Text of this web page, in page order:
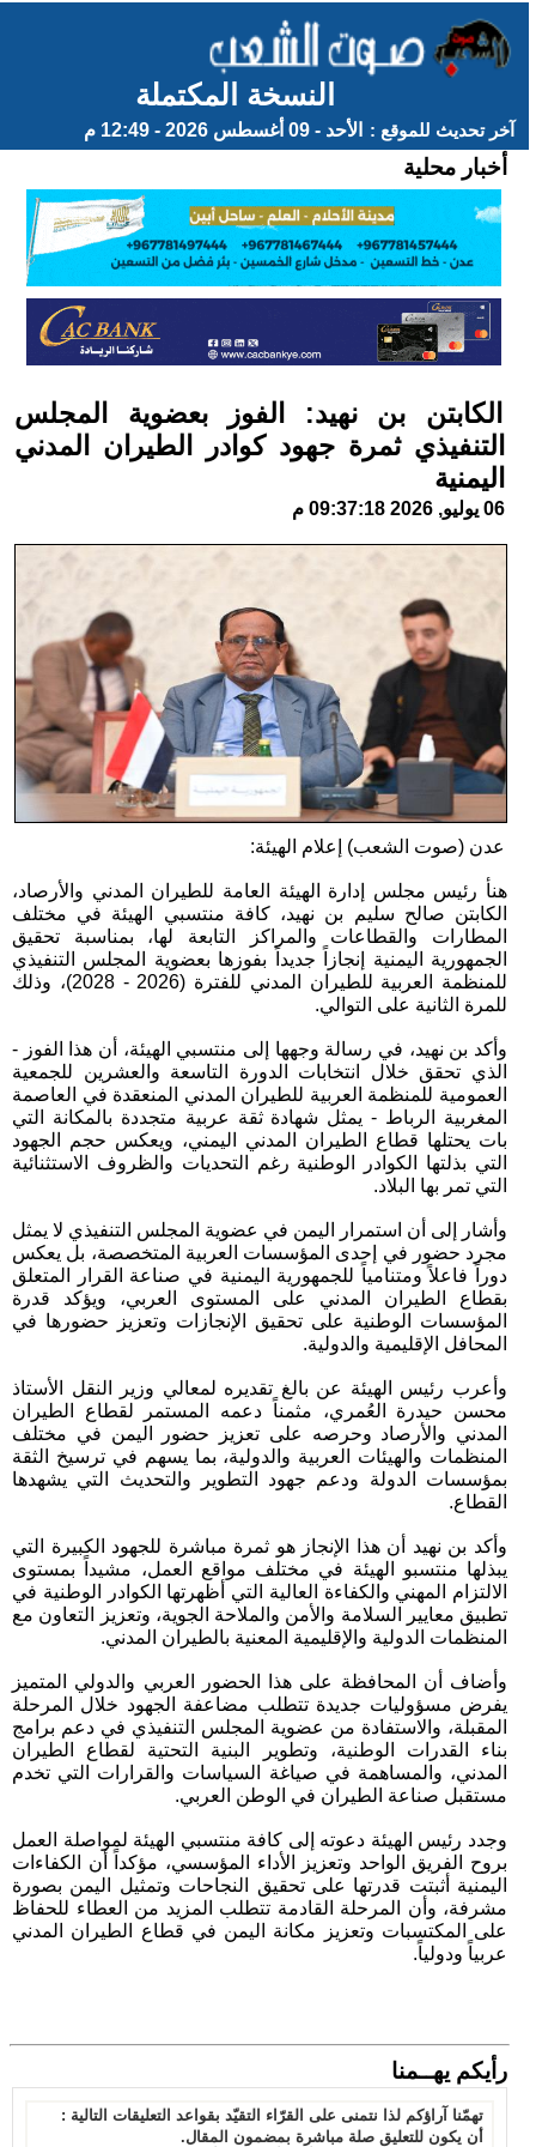
النسخة المكتملة
آخر تحديث للموقع : الأحد - 09 أغسطس 2026 - 12:49 م
أخبار محلية
الكابتن بن نهيد: الفوز بعضوية المجلس
التنفيذي ثمرة جهود كوادر الطيران المدني
اليمنية
06 يوليو, 2026 09:37:18 م
عدن (صوت الشعب) إعلام الهيئة:
هنأ رئيس مجلس إدارة الهيئة العامة للطيران المدني والأرصاد،
الكابتن صالح سليم بن نهيد، كافة منتسبي الهيئة في مختلف
المطارات والقطاعات والمراكز التابعة لها، بمناسبة تحقيق
الجمهورية اليمنية إنجازاً جديداً بفوزها بعضوية المجلس التنفيذي
للمنظمة العربية للطيران المدني للفترة (2026 - 2028)، وذلك
للمرة الثانية على التوالي.
وأكد بن نهيد، في رسالة وجهها إلى منتسبي الهيئة، أن هذا الفوز -
الذي تحقق خلال انتخابات الدورة التاسعة والعشرين للجمعية
العمومية للمنظمة العربية للطيران المدني المنعقدة في العاصمة
المغربية الرباط - يمثل شهادة ثقة عربية متجددة بالمكانة التي
بات يحتلها قطاع الطيران المدني اليمني، ويعكس حجم الجهود
التي بذلتها الكوادر الوطنية رغم التحديات والظروف الاستثنائية
التي تمر بها البلاد.
وأشار إلى أن استمرار اليمن في عضوية المجلس التنفيذي لا يمثل
مجرد حضور في إحدى المؤسسات العربية المتخصصة، بل يعكس
دوراً فاعلاً ومتنامياً للجمهورية اليمنية في صناعة القرار المتعلق
بقطاع الطيران المدني على المستوى العربي، ويؤكد قدرة
المؤسسات الوطنية على تحقيق الإنجازات وتعزيز حضورها في
المحافل الإقليمية والدولية.
وأعرب رئيس الهيئة عن بالغ تقديره لمعالي وزير النقل الأستاذ
محسن حيدرة العُمري، مثمناً دعمه المستمر لقطاع الطيران
المدني والأرصاد وحرصه على تعزيز حضور اليمن في مختلف
المنظمات والهيئات العربية والدولية، بما يسهم في ترسيخ الثقة
بمؤسسات الدولة ودعم جهود التطوير والتحديث التي يشهدها
القطاع.
وأكد بن نهيد أن هذا الإنجاز هو ثمرة مباشرة للجهود الكبيرة التي
يبذلها منتسبو الهيئة في مختلف مواقع العمل، مشيداً بمستوى
الالتزام المهني والكفاءة العالية التي أظهرتها الكوادر الوطنية في
تطبيق معايير السلامة والأمن والملاحة الجوية، وتعزيز التعاون مع
المنظمات الدولية والإقليمية المعنية بالطيران المدني.
وأضاف أن المحافظة على هذا الحضور العربي والدولي المتميز
يفرض مسؤوليات جديدة تتطلب مضاعفة الجهود خلال المرحلة
المقبلة، والاستفادة من عضوية المجلس التنفيذي في دعم برامج
بناء القدرات الوطنية، وتطوير البنية التحتية لقطاع الطيران
المدني، والمساهمة في صياغة السياسات والقرارات التي تخدم
مستقبل صناعة الطيران في الوطن العربي.
وجدد رئيس الهيئة دعوته إلى كافة منتسبي الهيئة لمواصلة العمل
بروح الفريق الواحد وتعزيز الأداء المؤسسي، مؤكداً أن الكفاءات
اليمنية أثبتت قدرتها على تحقيق النجاحات وتمثيل اليمن بصورة
مشرفة، وأن المرحلة القادمة تتطلب المزيد من العطاء للحفاظ
على المكتسبات وتعزيز مكانة اليمن في قطاع الطيران المدني
عربياً ودولياً.
رأيكم يهــمنا
تهمّنا آراؤكم لذا نتمنى على القرّاء التقيّد بقواعد التعليقات التالية :
أن يكون للتعليق صلة مباشرة بمضمون المقال.